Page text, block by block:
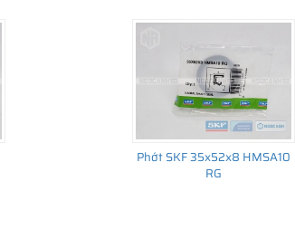
Phớt SKF 35x52x8 HMSA10
RG